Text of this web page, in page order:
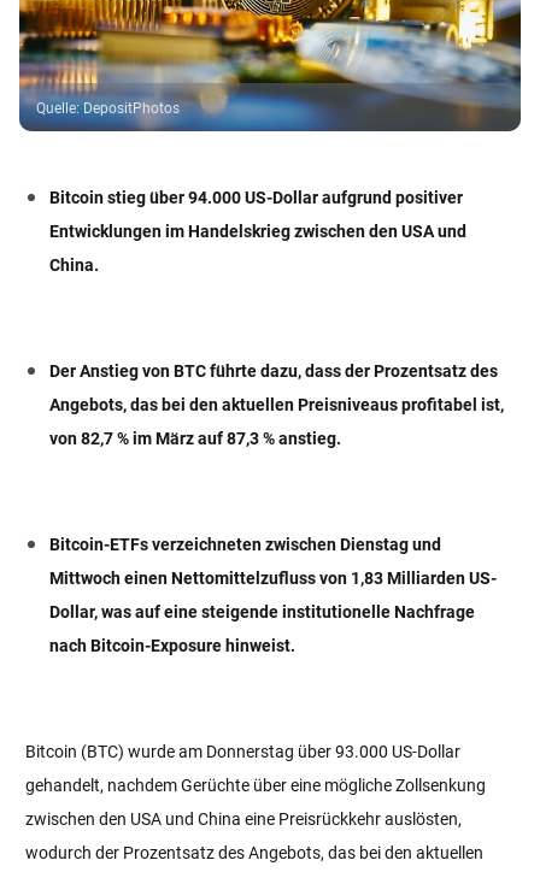
Quelle:DepositPhotos
Bitcoin stieg über 94.000 US-Dollar aufgrund positiver
Entwicklungen im Handelskrieg zwischen den USA und
China.
Der Anstieg von BTC führte dazu, dass der Prozentsatz des
Angebots, das bei den aktuellen Preisniveaus profitabel ist,
von 82,7 % im März auf 87,3 % anstieg.
Bitcoin-ETFs verzeichneten zwischen Dienstag und
Mittwoch einen Nettomittelzufluss von 1,83 Milliarden US-
Dollar, was auf eine steigende institutionelle Nachfrage
nach Bitcoin-Exposure hinweist.
Bitcoin (BTC) wurde am Donnerstag über 93.000 US-Dollar
gehandelt, nachdem Gerüchte über eine mögliche Zollsenkung
zwischen den USA und China eine Preisrückkehr auslösten,
wodurch der Prozentsatz des Angebots, das bei den aktuellen